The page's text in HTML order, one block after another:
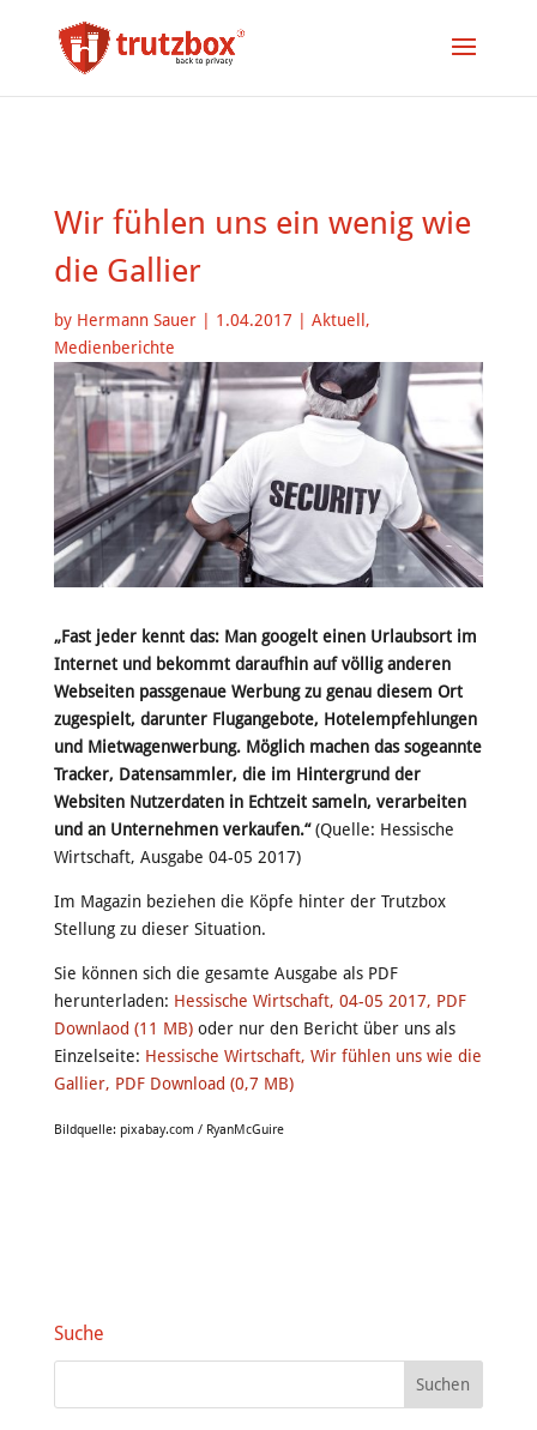
Wir fühlen uns ein wenig wie
die Gallier
by Hermann Sauer| 1.04.2017 Aktuell ,
Medienberichte
„Fast jeder kennt das: Man googelt einen Urlaubsort im
Internet und bekommt daraufhin auf völlig anderen
Webseiten passgenaue Werbung zu genau diesem Ort
zugespielt, darunter Flugangebote, Hotelempfehlungen
und Mietwagenwerbung. Möglich machen das sogeannte
Tracker, Datensammler, die im Hintergrund der
Websiten Nutzerdaten in Echtzeit sameln, verarbeiten
und an Unternehmen verkaufen.“(Quelle: Hessische
Wirtschaft, Ausgabe 04-05 2017)
Im Magazin beziehen die Köpfe hinter der Trutzbox
Stellung zu dieser Situation.
Sie können sich die gesamte Ausgabe als PDF
herunterladen: Hessische Wirtschaft, 04-05 2017, PDF
Downlaod (11 MB)oder nur den Bericht über uns als
Einzelseite: Hessische Wirtschaft, Wir fühlen uns wie die
Gallier, PDF Download (0,7 MB)
Bildquelle: pixabay.com / RyanMcGuire
Suche